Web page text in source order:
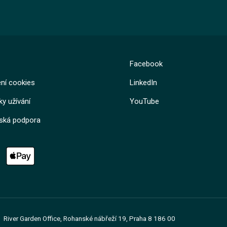
cookies
užívání
podpora
Facebook
LinkedIn
YouTube
River Garden Office, Rohanské nábřeží 19, Praha 8 186 00